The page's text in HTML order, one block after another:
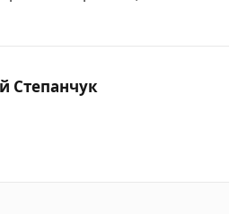
Степанчук